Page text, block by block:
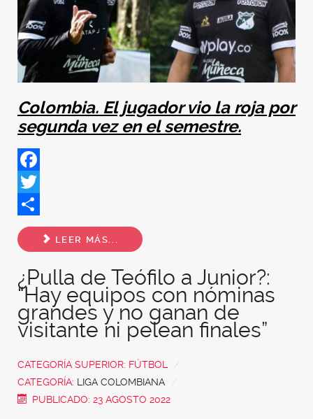
Colombia. El jugador vio la roja por
segunda vez en el semestre.
Facebook
Twitter
Share
LEER MÁS...
¿Pulla de Teófilo a Junior?:
“Hay equipos con nóminas
grandes y no ganan de
visitante ni pelean finales”
CATEGORÍA SUPERIOR: FÚTBOL
CATEGORÍA: LIGA COLOMBIANA
PUBLICADO: 23 AGOSTO 2022